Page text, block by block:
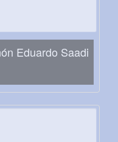
Eduardo Saadi